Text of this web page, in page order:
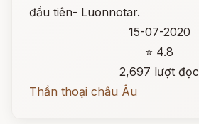
đầu tiên- Luonnotar.
15-07-2020
⭐ 4.8
2,697 lượt đọc
Thần thoại châu Âu